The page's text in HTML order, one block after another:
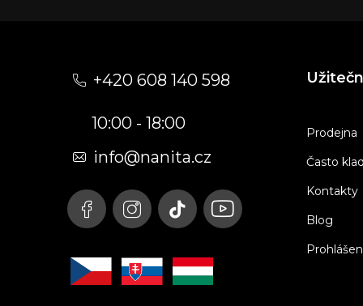
+420 608 140 598
10:00 - 18:00
info@nanita.cz
Prodejna
Často
Kontakty
Blog